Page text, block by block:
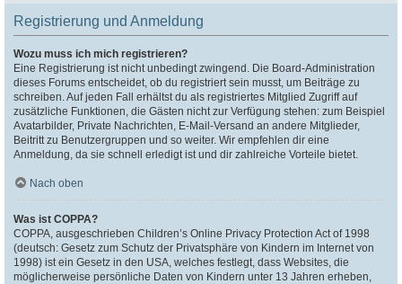
Registrierung und Anmeldung
Wozu muss ich mich registrieren?
Eine Registrierung ist nicht unbedingt zwingend. Die Board-Administration
dieses Forums entscheidet, ob du registriert sein musst, um Beiträge zu
schreiben. Auf jeden Fall erhältst du als registriertes Mitglied Zugriff auf
zusätzliche Funktionen, die Gästen nicht zur Verfügung stehen: zum Beispiel
Avatarbilder, Private Nachrichten, E-Mail-Versand an andere Mitglieder,
Beitritt zu Benutzergruppen und so weiter. Wir empfehlen dir eine
Anmeldung, da sie schnell erledigt ist und dir zahlreiche Vorteile bietet.
Nach oben
Was ist COPPA?
COPPA, ausgeschrieben Children’s Online Privacy Protection Act of 1998
(deutsch: Gesetz zum Schutz der Privatsphäre von Kindern im Internet von
1998) ist ein Gesetz in den USA, welches festlegt, dass Websites, die
möglicherweise persönliche Daten von Kindern unter 13 Jahren erheben,